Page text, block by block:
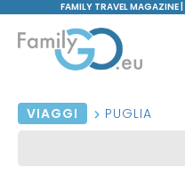
FAMILY TRAVEL MAGAZINE |
VIAGGI PUGLIA